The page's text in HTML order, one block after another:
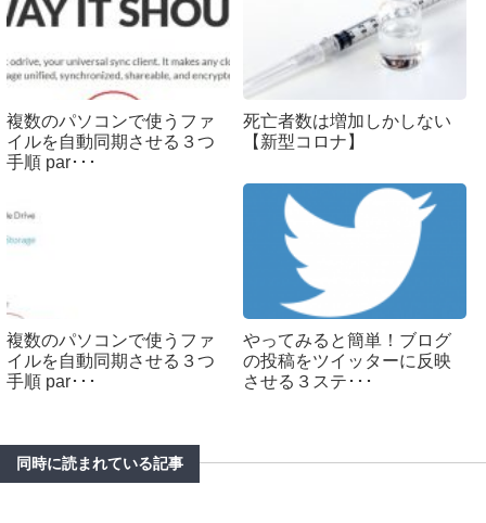
複数のパソコンで使うファ
イルを自動同期させる３つ
手順 par･･･
死亡者数は増加しかしない
【新型コロナ】
複数のパソコンで使うファ
イルを自動同期させる３つ
手順 par･･･
やってみると簡単！ブログ
の投稿をツイッターに反映
させる３ステ･･･
同時に読まれている記事